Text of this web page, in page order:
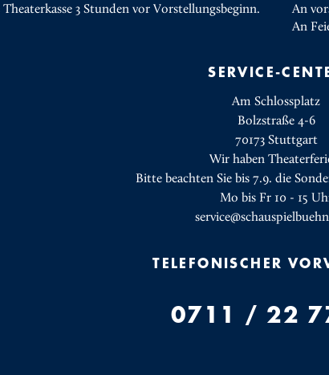
3 Stunden vor Vorstellungsbeginn.
An
An
SERVICE-
Am Schlossplatz
Bolzstraße 4-6
70173 Stuttgart
Wir haben
Bitte beachten Sie bis 7.9. die
Mo bis Fr 10 - 15
TELEFONISCHER
0711 / 22